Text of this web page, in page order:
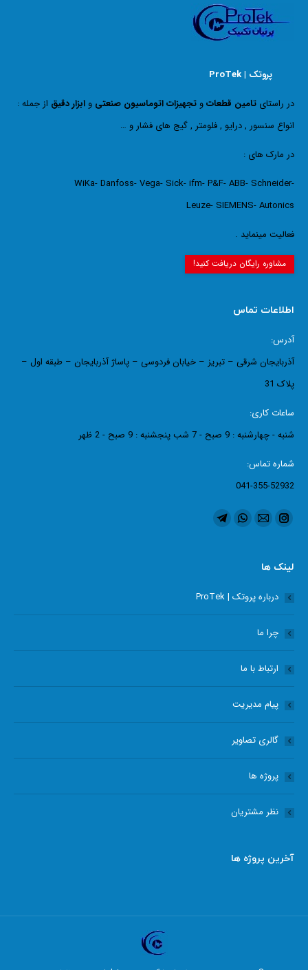
پروتک | ProTek
در راستای تامین قطعاتو تجهیزات اتوماسیون صنعتی و ابزار دقیق از جمله :
انواع سنسور , درایو , فلومتر , گیج های فشار و …
در مارک های :
WiKa- Danfoss- Vega- Sick- ifm- P&F- ABB- Schneider-
Leuze- SIEMENS- Autonics
فعالیت مینماید .
مشاوره رایگان دریافت کنید!
اطلاعات تماس
آدرس:
آذربایجان شرقی – تبریز – خیابان فردوسی – پاساژ آذربایجان – طبقه اول –
پلاک 31
ساعات کاری:
شنبه - چهارشنبه : 9 صبح - 7 شب پنجشنبه : 9 صبح - 2 ظهر
شماره تماس:
041-355-52932
ما را دنبال کنید در:
اینستاگرام
opens
new
window
ایمیل
opens
new
window
واتساپ
new
window
تلگرام
new
window
لینک ها
درباره پروتک | ProTek
چرا ما
ارتباط با ما
پیام مدیریت
گالری تصاویر
پروژه ها
نظر مشتریان
آخرین پروژه ها